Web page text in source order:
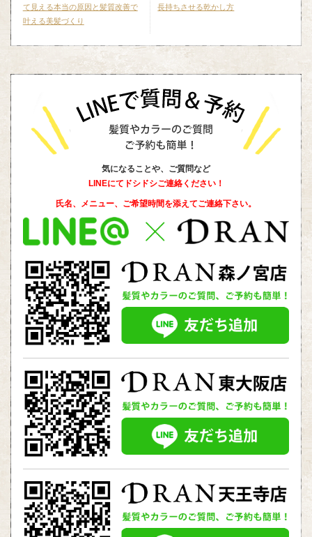
て見える本当の原因と髪質改善で
叶える美髪づくり
長持ちさせる乾かし方
気になることや、ご質問など
LINEにてドシドシご連絡ください！
氏名、メニュー、ご希望時間を添えてご連絡下さい。